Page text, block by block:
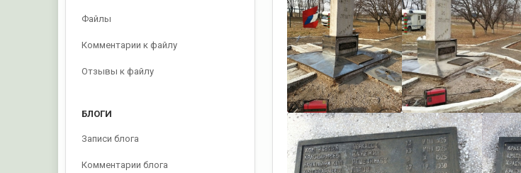
Файлы
Комментарии к файлу
Отзывы к файлу
БЛОГИ
Записи блога
Комментарии блога
Андр Андр